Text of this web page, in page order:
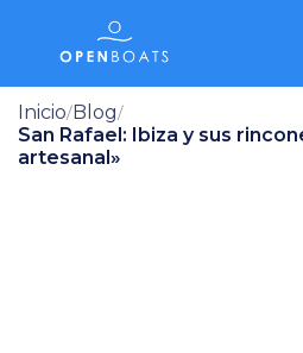
Inicio/Blog/
San Rafael: Ibiza y sus
artesanal»